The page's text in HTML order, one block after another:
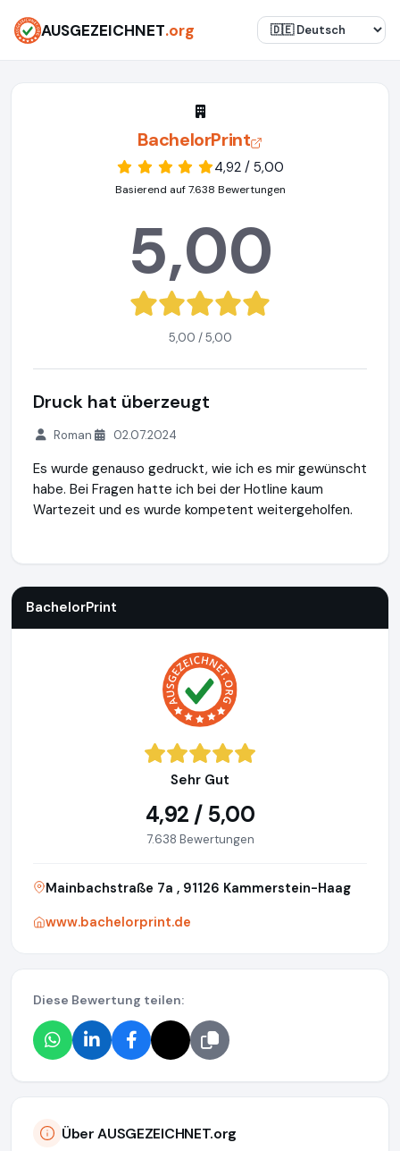
AUSGEZEICHNET.org
BachelorPrint
4,92 / 5,00
Basierend auf 7.638 Bewertungen
5,00
5,00 / 5,00
Druck hat überzeugt
Roman 02.07.2024
Es wurde genauso gedruckt, wie ich es mir gewünscht
habe. Bei Fragen hatte ich bei der Hotline kaum
Wartezeit und es wurde kompetent weitergeholfen.
BachelorPrint
Sehr Gut
4,92 / 5,00
7.638 Bewertungen
Mainbachstraße 7a , 91126 Kammerstein-Haag
www.bachelorprint.de
Diese Bewertung teilen:
Über AUSGEZEICHNET.org